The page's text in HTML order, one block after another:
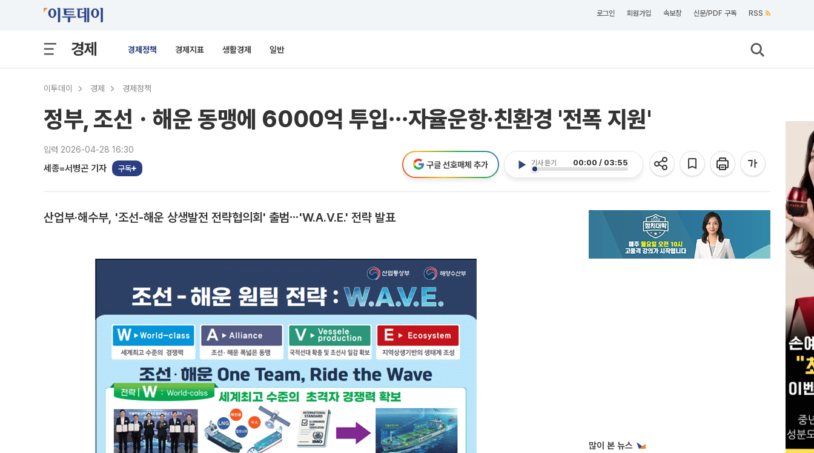
로그인 회원가입 속보창 신문/PDF 구독 RSS
경제 경제정책 경제지표 생활경제 일반
이투데이 경제 경제정책
정부, 조선ㆍ해운 동맹에 6000억 투입⋯자율운항·친환경 '전폭 지원'
입력 2026-04-28 16:30
세종=서병곤 기자 구독
기사 듣기 00:00 / 03:55
구글 선호매체 추가
산업부·해수부, '조선-해운 상생발전 전략협의회' 출범⋯'W.A.V.E.' 전략 발표
많이 본 뉴스